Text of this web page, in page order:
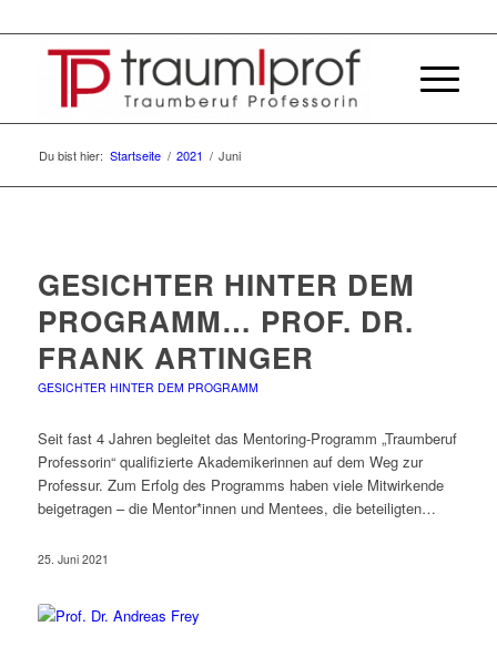
Du bist hier: Startseite / 2021 / Juni
GESICHTER HINTER DEM
PROGRAMM… PROF. DR.
FRANK ARTINGER
GESICHTER HINTER DEM PROGRAMM
Seit fast 4 Jahren begleitet das Mentoring-Programm „Traumberuf
Professorin“ qualifizierte Akademikerinnen auf dem Weg zur
Professur. Zum Erfolg des Programms haben viele Mitwirkende
beigetragen – die Mentor*innen und Mentees, die beteiligten…
25. Juni 2021